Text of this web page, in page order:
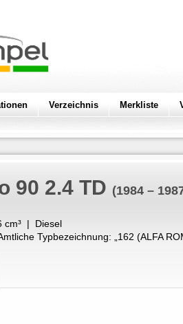
Verzeichnis Merkliste
90 2.4 TD (1984 –
cm³ | Diesel
Typbezeichnung: „ 162 (ALFA